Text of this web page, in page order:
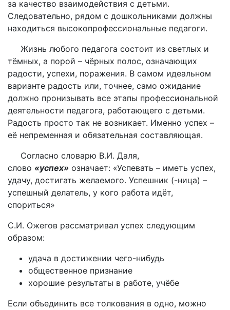
за качество взаимодействия с детьми.
Следовательно, рядом с дошкольниками должны
находиться высокопрофессиональные педагоги.
Жизнь любого педагога состоит из светлых и
тёмных, а порой – чёрных полос, означающих
радости, успехи, поражения. В самом идеальном
варианте радость или, точнее, само ожидание
должно пронизывать все этапы профессиональной
деятельности педагога, работающего с детьми.
Радость просто так не возникает. Именно успех –
её непременная и обязательная составляющая.
Согласно словарю В.И. Даля,
слово «успех» означает: «Успевать – иметь успех,
удачу, достигать желаемого. Успешник (-ница) –
успешный делатель, у кого работа идёт,
спориться»
С.И. Ожегов рассматривал успех следующим
образом:
удача в достижении чего-нибудь
общественное признание
хорошие результаты в работе, учёбе
Если объединить все толкования в одно, можно